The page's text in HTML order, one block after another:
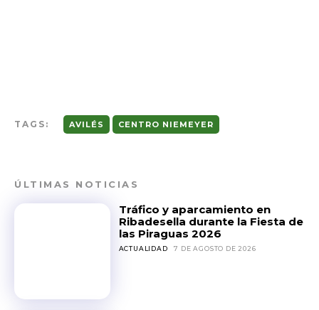
TAGS: AVILÉS CENTRO NIEMEYER
ÚLTIMAS NOTICIAS
Tráfico y aparcamiento en
Ribadesella durante la Fiesta de
las Piraguas 2026
ACTUALIDAD 7 DE AGOSTO DE 2026